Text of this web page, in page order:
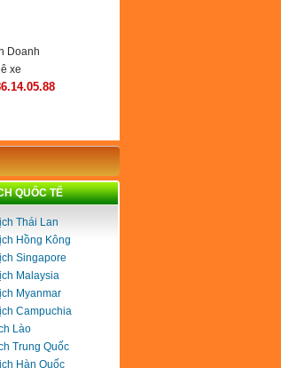
Doanh
xe
QUỐC TẾ
Thái Lan
Hồng Kông
Singapore
Malaysia
Myanmar
Campuchia
Lào
Trung Quốc
Hàn Quốc